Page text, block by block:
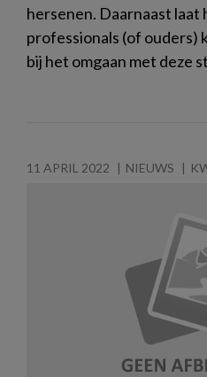
hersenen. Daarnaast laat
professionals (of ouders)
bij het omgaan met deze
11 APRIL 2022 NIEUWS